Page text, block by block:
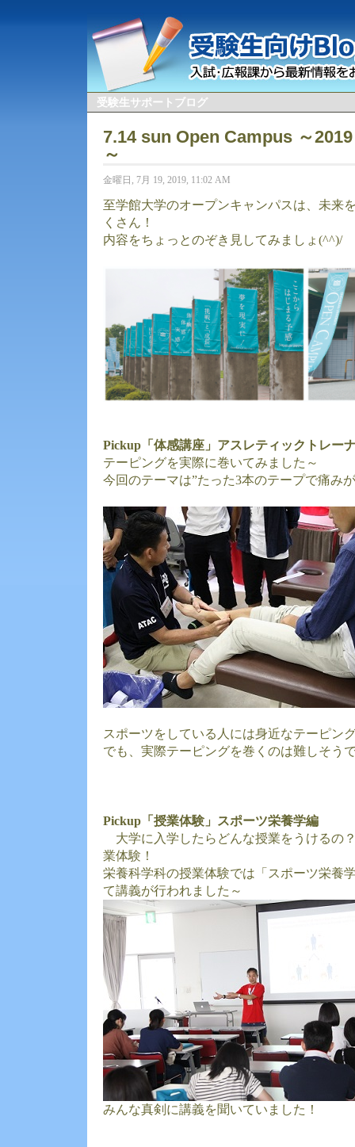
受験生サポートブログ
7.14 sun Open Campus ～
～
金曜日, 7月 19, 2019, 11:02 AM
至学館大学のオープンキャンパスは、未来
くさん！
内容をちょっとのぞき見してみましょ(^^)/
Pickup「体感講座」アスレティックトレー
テーピングを実際に巻いてみました～
今回のテーマは”たった3本のテープで痛み
スポーツをしている人には身近なテーピン
でも、実際テーピングを巻くのは難しそう
Pickup「授業体験」スポーツ栄養学編
大学に入学したらどんな授業をうけるの
業体験！
栄養科学科の授業体験では「スポーツ栄養
て講義が行われました～
みんな真剣に講義を聞いていました！